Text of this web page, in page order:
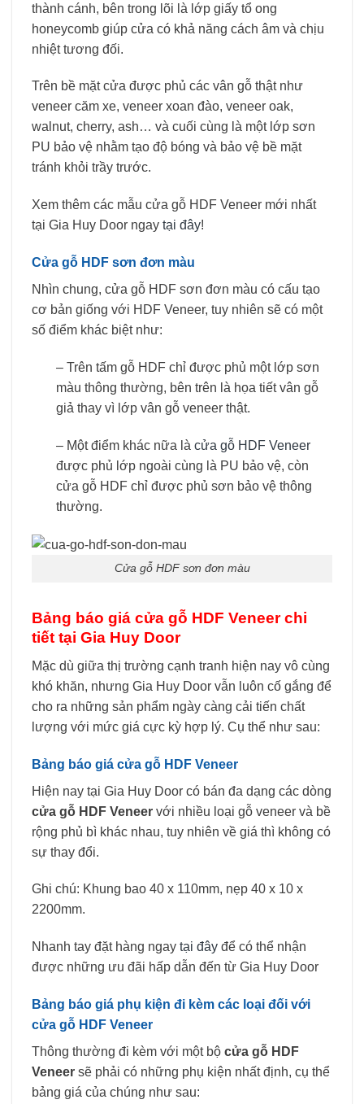
thành cánh, bên trong lõi là lớp giấy tổ ong
honeycomb giúp cửa có khả năng cách âm và chịu
nhiệt tương đối.
Trên bề mặt cửa được phủ các vân gỗ thật như
veneer căm xe, veneer xoan đào, veneer oak,
walnut, cherry, ash… và cuối cùng là một lớp sơn
PU bảo vệ nhằm tạo độ bóng và bảo vệ bề mặt
tránh khỏi trầy trước.
Xem thêm các mẫu cửa gỗ HDF Veneer mới nhất
tại Gia Huy Door ngay tại đây!
Cửa gỗ HDF sơn đơn màu
Nhìn chung, cửa gỗ HDF sơn đơn màu có cấu tạo
cơ bản giống với HDF Veneer, tuy nhiên sẽ có một
số điểm khác biệt như:
– Trên tấm gỗ HDF chỉ được phủ một lớp sơn
màu thông thường, bên trên là họa tiết vân gỗ
giả thay vì lớp vân gỗ veneer thật.
– Một điểm khác nữa là cửa gỗ HDF Veneer
được phủ lớp ngoài cùng là PU bảo vệ, còn
cửa gỗ HDF chỉ được phủ sơn bảo vệ thông
thường.
Cửa gỗ HDF sơn đơn màu
Bảng báo giá cửa gỗ HDF Veneer chi
tiết tại Gia Huy Door
Mặc dù giữa thị trường cạnh tranh hiện nay vô cùng
khó khăn, nhưng Gia Huy Door vẫn luôn cố gắng để
cho ra những sản phẩm ngày càng cải tiến chất
lượng với mức giá cực kỳ hợp lý. Cụ thể như sau:
Bảng báo giá cửa gỗ HDF Veneer
Hiện nay tại Gia Huy Door có bán đa dạng các dòng
cửa gỗ HDF Veneer với nhiều loại gỗ veneer và bề
rộng phủ bì khác nhau, tuy nhiên về giá thì không có
sự thay đổi.
Ghi chú: Khung bao 40 x 110mm, nẹp 40 x 10 x
2200mm.
Nhanh tay đặt hàng ngay tại đây để có thể nhận
được những ưu đãi hấp dẫn đến từ Gia Huy Door
Bảng báo giá phụ kiện đi kèm các loại đối với
cửa gỗ HDF Veneer
Thông thường đi kèm với một bộ cửa gỗ HDF
Veneer sẽ phải có những phụ kiện nhất định, cụ thể
bảng giá của chúng như sau: